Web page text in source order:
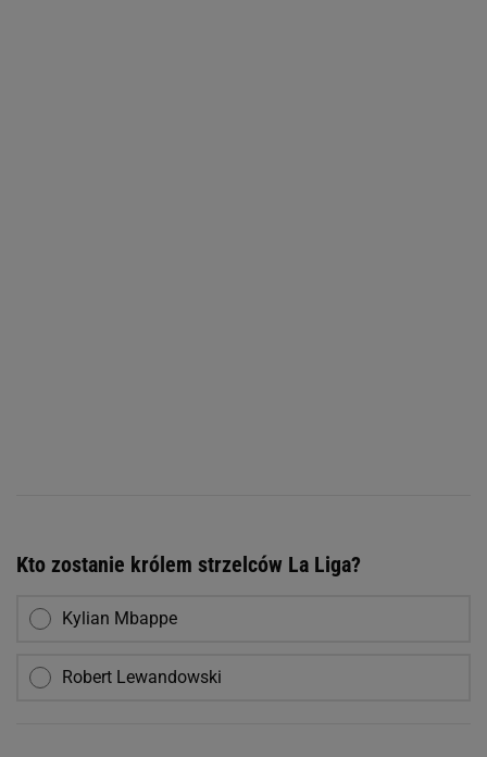
Kto zostanie królem strzelców La Liga?
Kylian Mbappe
Robert Lewandowski